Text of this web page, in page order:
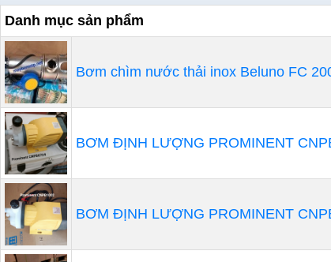
nhiên, so với các loạimáy bơm hóa chất
xác thể tích chất lỏng để bơm vào các thùng chứa
dụng.
Khi các chất lỏng và huyền phù nguy hiểm, độc hại
truyền tải hoặc đo lường một cách đáng tin cậy
nào tốt hơn là dùng loại máy có thể đo lường với độ
việcbơm hóa chất
Tính năng của máy bơm định lượng
Danh mục sản phẩm
Bơm chìm nước thải inox Beluno FC
BƠM ĐỊNH LƯỢNG PROMINENT
BƠM ĐỊNH LƯỢNG PROMINENT